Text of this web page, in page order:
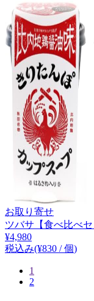
お取り寄せ
ツバサ【食べ比べ
¥4,980
税込み(¥830 / 個)
1
2